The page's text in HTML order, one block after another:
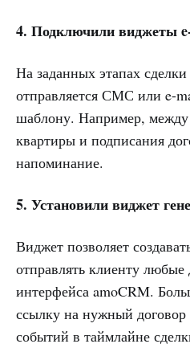
4. Подключили виджеты
На заданных этапах
отправляется СМС или e-
шаблону. Например,
квартиры и подписания
напоминание.
5. Установили виджет
Виджет позволяет
отправлять клиенту
интерфейса amoCRM.
ссылку на нужный договор
событий в таймлайне